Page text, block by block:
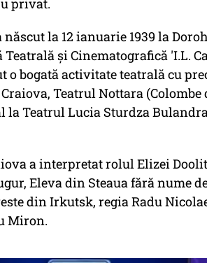
privat.
la 12 ianuarie 1939 la
şi Cinematografică 'I.L.
o bogată activitate teatrală cu
Teatrul Nottara
la Teatrul Lucia Sturdza
a interpretat rolul Elizei
Eleva din Steaua fără nume
din Irkutsk, regia Radu
Miron.